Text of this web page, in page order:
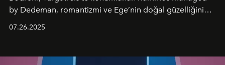
by Dedeman, romantizmi ve Ege’nin doğal güzelliğini
07.26.2025